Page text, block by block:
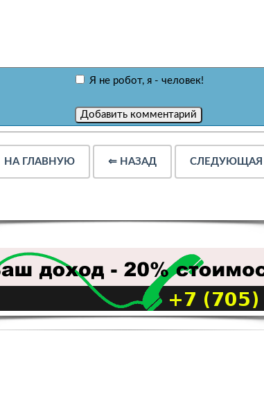
Я не робот, я - человек!
НА ГЛАВНУЮ ⇐ НАЗАД СЛЕДУЮЩАЯ